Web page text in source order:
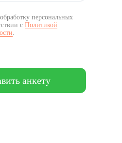
персональных
с Политикой
.
анкету